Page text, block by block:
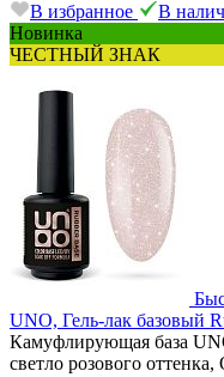
В избранное
В
Новинка
ЧЕСТНЫЙ ЗНАК
UNO, Гель-лак базовый
Камуфлирующая база
светло розового оттенка,